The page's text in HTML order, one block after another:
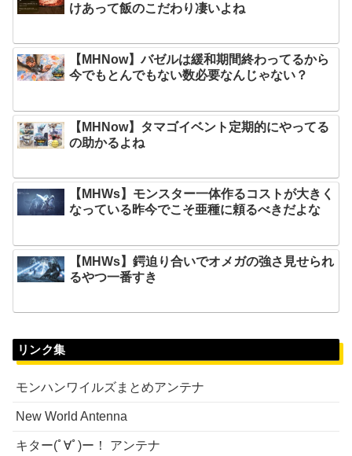
けあって飯のこだわり凄いよね
【MHNow】バゼルは緩和期間終わってるから
今でもとんでもない数必要なんじゃない？
【MHNow】タマゴイベント定期的にやってる
の助かるよね
【MHWs】モンスター一体作るコストが大きく
なっている昨今でこそ亜種に頼るべきだよな
【MHWs】鍔迫り合いでオメガの強さ見せられ
るやつ一番すき
リンク集
モンハンワイルズまとめアンテナ
New World Antenna
キター(ﾟ∀ﾟ)ー！ アンテナ